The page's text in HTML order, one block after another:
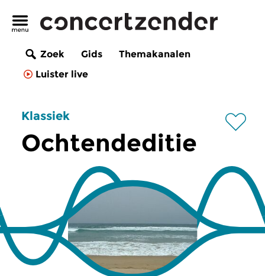
Zoek Gids
Themakanalen
Luister live
Klassiek
Ochtendeditie